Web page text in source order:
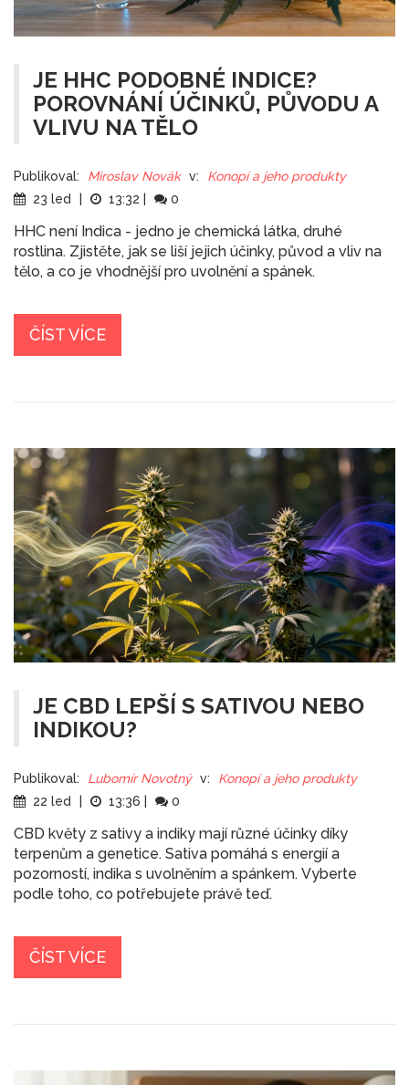
JE HHC PODOBNÉ INDICE?
POROVNÁNÍ ÚČINKŮ, PŮVODU A
VLIVU NA TĚLO
Publikoval: Miroslav Novák v:
Konopí a jeho produkty
23 led
13:32 0
HHC není Indica - jedno je chemická látka, druhé
rostlina. Zjistěte, jak se liší jejich účinky, původ a vliv na
tělo, a co je vhodnější pro uvolnění a spánek.
ČÍST VÍCE
JE CBD LEPŠÍ S SATIVOU NEBO
INDIKOU?
Publikoval: Lubomír Novotný v:
Konopí a jeho produkty
22 led
13:36 0
CBD květy z sativy a indiky mají různé účinky díky
terpenům a genetice. Sativa pomáhá s energií a
pozorností, indika s uvolněním a spánkem. Vyberte
podle toho, co potřebujete právě teď.
ČÍST VÍCE